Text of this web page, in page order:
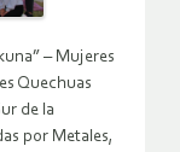
– Mujeres
Quechuas
de la
por Metales,